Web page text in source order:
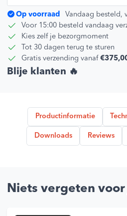
Op voorraad
Vandaag besteld,
Voor 15:00 besteld vandaag
Kies zelf je bezorgmoment
Tot 30 dagen terug te sturen
Gratis verzending vanaf
Blije klanten 🔥
Productinformatie
Downloads Reviews
Niets vergeten